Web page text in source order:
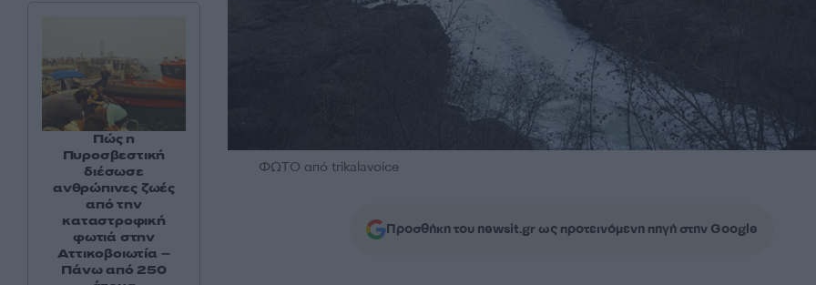
ΦΩΤΟ από trikalavoice
Προσθήκη του newsit.gr ως προτεινόμενη πηγή στην Google
Πώς η
Πυροσβεστική
διέσωσε
ανθρώπινες ζωές
από την
καταστροφική
φωτιά στην
Αττικοβοιωτία –
Πάνω από 250